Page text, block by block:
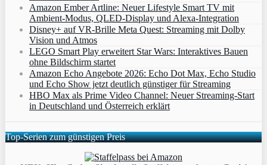
Amazon Ember Artline: Neuer Lifestyle Smart TV mit
Ambient‑Modus, QLED‑Display und Alexa‑Integration
Disney+ auf VR-Brille Meta Quest: Streaming mit Dolby
Vision und Atmos
LEGO Smart Play erweitert Star Wars: Interaktives Bauen
ohne Bildschirm startet
Amazon Echo Angebote 2026: Echo Dot Max, Echo Studio
und Echo Show jetzt deutlich günstiger für Streaming
HBO Max als Prime Video Channel: Neuer Streaming‑Start
in Deutschland und Österreich erklärt
Top-Serien zum günstigen Preis